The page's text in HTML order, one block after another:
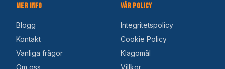
Mer Info
Blogg
Kontakt
Vanliga frågor
Vår Policy
Integritetspolicy
Cookie Policy
Klagomål